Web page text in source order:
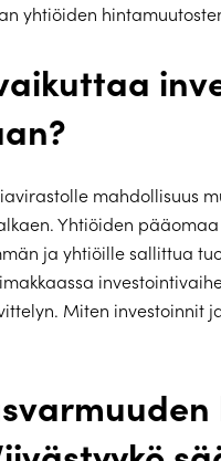
yhtiöiden
mahdollisuus
Yhtiöiden pääomaa
ja yhtiöille sallittua
Miten investoinnit